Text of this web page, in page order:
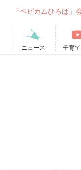
「ベビカムひろば」
ニュース 子育